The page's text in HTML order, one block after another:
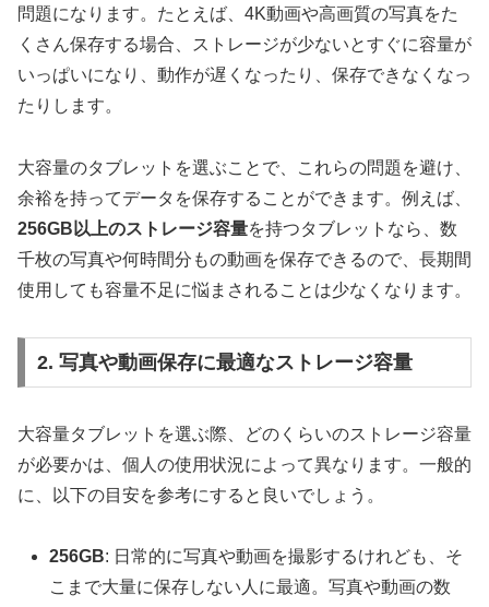
問題になります。たとえば、4K動画や高画質の写真をた
くさん保存する場合、ストレージが少ないとすぐに容量が
いっぱいになり、動作が遅くなったり、保存できなくなっ
たりします。
大容量のタブレットを選ぶことで、これらの問題を避け、
余裕を持ってデータを保存することができます。例えば、
256GB以上のストレージ容量を持つタブレットなら、数
千枚の写真や何時間分もの動画を保存できるので、長期間
使用しても容量不足に悩まされることは少なくなります。
2. 写真や動画保存に最適なストレージ容量
大容量タブレットを選ぶ際、どのくらいのストレージ容量
が必要かは、個人の使用状況によって異なります。一般的
に、以下の目安を参考にすると良いでしょう。
256GB: 日常的に写真や動画を撮影するけれども、そ
こまで大量に保存しない人に最適。写真や動画の数